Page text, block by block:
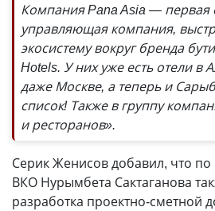
Компания Pana Asia — первая
управляющая компания,
экосистему вокруг бренда
Hotels. У них уже есть отели
даже Москве, а теперь и
список! Также в группу
и ресторанов».
Серик Женисов добавил, что
ВКО Нурымбета Сактаганова
разработка проектно-сметной